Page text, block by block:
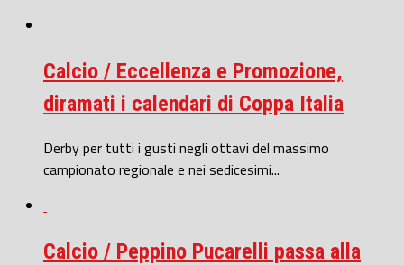
Calcio / Eccellenza e Promozione,
diramati i calendari di Coppa Italia
Derby per tutti i gusti negli ottavi del massimo
campionato regionale e nei sedicesimi...
Calcio / Peppino Pucarelli passa alla